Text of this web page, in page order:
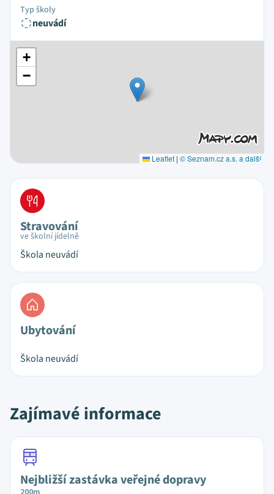
Typ školy
neuvádí
+
−
Leaflet | © Seznam.cz a.s. a další
Stravování
ve školní jídelně
Škola neuvádí
Ubytování
Škola neuvádí
Zajímavé informace
Nejbližší zastávka veřejné dopravy